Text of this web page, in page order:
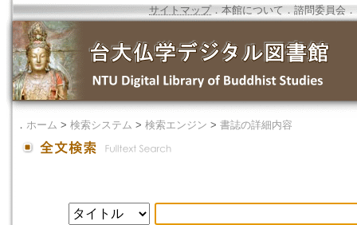
サイトマップ．本館について ． 諮問委員会 ．
． ホーム > 検索システム > 検索エンジン > 書誌の詳細内容